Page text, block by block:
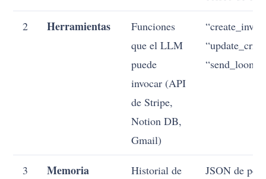
2 Herramientas
Funciones
que el LLM
puede
invocar (API
de Stripe,
Notion DB,
Gmail)
“send_loom”
3 Memoria
Historial de
JSON de